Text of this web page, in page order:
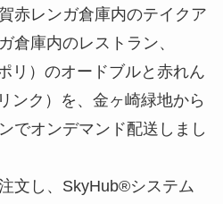
赤レンガ倉庫内のテイクア
倉庫内のレストラン、
リ）のオードブルと赤れん
ンク）を、金ヶ崎緑地から
でオンデマンド配送しまし
文し、SkyHub®︎システム